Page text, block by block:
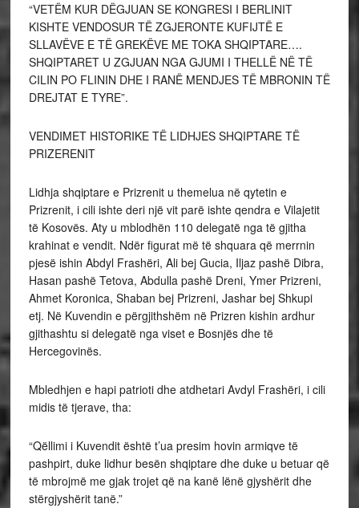
“VETËM KUR DËGJUAN SE KONGRESI I BERLINIT
KISHTE VENDOSUR TË ZGJERONTE KUFIJTË E
SLLAVËVE E TË GREKËVE ME TOKA SHQIPTARE….
SHQIPTARET U ZGJUAN NGA GJUMI I THELLË NË TË
CILIN PO FLININ DHE I RANË MENDJES TË MBRONIN TË
DREJTAT E TYRE”.
VENDIMET HISTORIKE TË LIDHJES SHQIPTARE TË
PRIZERENIT
Lidhja shqiptare e Prizrenit u themelua në qytetin e
Prizrenit, i cili ishte deri një vit parë ishte qendra e Vilajetit
të Kosovës. Aty u mblodhën 110 delegatë nga të gjitha
krahinat e vendit. Ndër figurat më të shquara që merrnin
pjesë ishin Abdyl Frashëri, Ali bej Gucia, Iljaz pashë Dibra,
Hasan pashë Tetova, Abdulla pashë Dreni, Ymer Prizreni,
Ahmet Koronica, Shaban bej Prizreni, Jashar bej Shkupi
etj. Në Kuvendin e përgjithshëm në Prizren kishin ardhur
gjithashtu si delegatë nga viset e Bosnjës dhe të
Hercegovinës.
Mbledhjen e hapi patrioti dhe atdhetari Avdyl Frashëri, i cili
midis të tjerave, tha:
“Qëllimi i Kuvendit është t’ua presim hovin armiqve të
pashpirt, duke lidhur besën shqiptare dhe duke u betuar që
të mbrojmë me gjak trojet që na kanë lënë gjyshërit dhe
stërgjyshërit tanë.”